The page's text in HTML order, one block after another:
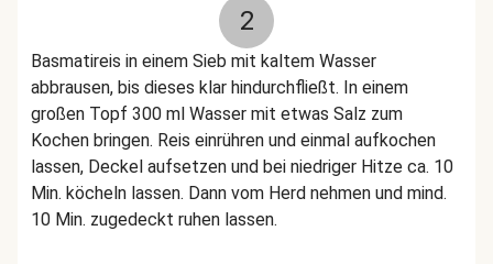
2
Basmatireis in einem Sieb mit kaltem Wasser
abbrausen, bis dieses klar hindurchfließt. In einem
großen Topf 300 ml Wasser mit etwas Salz zum
Kochen bringen. Reis einrühren und einmal aufkochen
lassen, Deckel aufsetzen und bei niedriger Hitze ca. 10
Min. köcheln lassen. Dann vom Herd nehmen und mind.
10 Min. zugedeckt ruhen lassen.